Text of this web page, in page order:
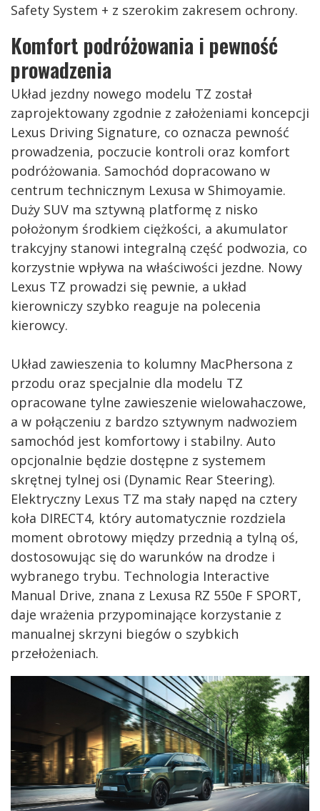
Safety System + z szerokim zakresem ochrony.
Komfort podróżowania i pewność
prowadzenia
Układ jezdny nowego modelu TZ został
zaprojektowany zgodnie z założeniami koncepcji
Lexus Driving Signature, co oznacza pewność
prowadzenia, poczucie kontroli oraz komfort
podróżowania. Samochód dopracowano w
centrum technicznym Lexusa w Shimoyamie.
Duży SUV ma sztywną platformę z nisko
położonym środkiem ciężkości, a akumulator
trakcyjny stanowi integralną część podwozia, co
korzystnie wpływa na właściwości jezdne. Nowy
Lexus TZ prowadzi się pewnie, a układ
kierowniczy szybko reaguje na polecenia
kierowcy.
Układ zawieszenia to kolumny MacPhersona z
przodu oraz specjalnie dla modelu TZ
opracowane tylne zawieszenie wielowahaczowe,
a w połączeniu z bardzo sztywnym nadwoziem
samochód jest komfortowy i stabilny. Auto
opcjonalnie będzie dostępne z systemem
skrętnej tylnej osi (Dynamic Rear Steering).
Elektryczny Lexus TZ ma stały napęd na cztery
koła DIRECT4, który automatycznie rozdziela
moment obrotowy między przednią a tylną oś,
dostosowując się do warunków na drodze i
wybranego trybu. Technologia Interactive
Manual Drive, znana z Lexusa RZ 550e F SPORT,
daje wrażenia przypominające korzystanie z
manualnej skrzyni biegów o szybkich
przełożeniach.